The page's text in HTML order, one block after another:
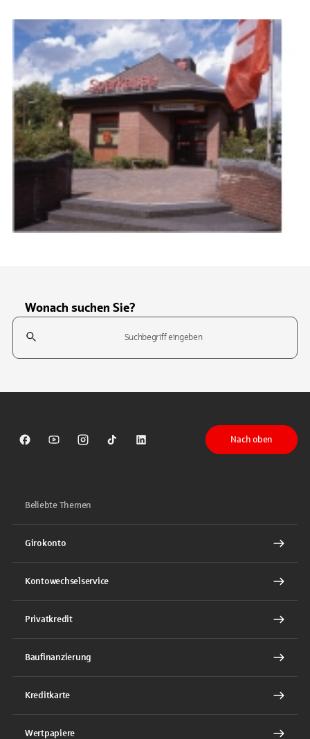
Wonach suchen Sie?
Suchfeld
Sparkasse auf Facebook
Sparkasse auf Youtube
Sparkasse auf Instagram
Sparkasse auf TikTok
Sparkasse auf LinkedIn
Nach oben
Beliebte Themen
Girokonto
Kontowechselservice
Privatkredit
Baufinanzierung
Kreditkarte
Wertpapiere